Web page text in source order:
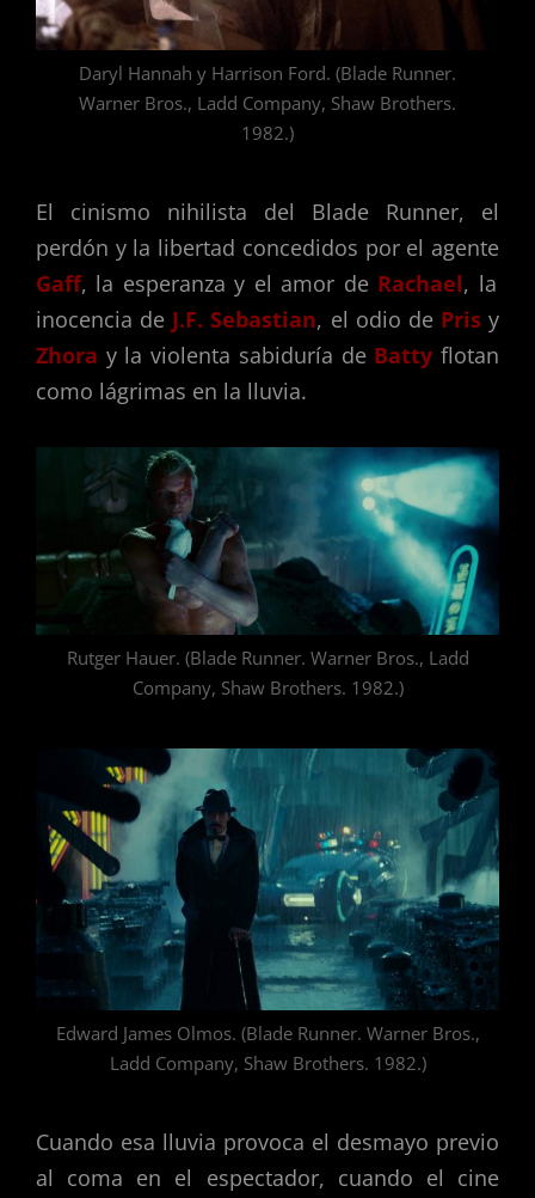
Daryl Hannah y Harrison Ford. (Blade Runner.
Warner Bros., Ladd Company, Shaw Brothers.
1982.)
El cinismo nihilista del Blade Runner, el
perdón y la libertad concedidos por el agente
Gaff, la esperanza y el amor de Rachael, la
inocencia de J.F. Sebastian, el odio de Prisy
Zhora y la violenta sabiduría de Batty flotan
como lágrimas en la lluvia.
Rutger Hauer. (Blade Runner. Warner Bros., Ladd
Company, Shaw Brothers. 1982.)
Edward James Olmos. (Blade Runner. Warner Bros.,
Ladd Company, Shaw Brothers. 1982.)
Cuando esa lluvia provoca el desmayo previo
al coma en el espectador, cuando el cine